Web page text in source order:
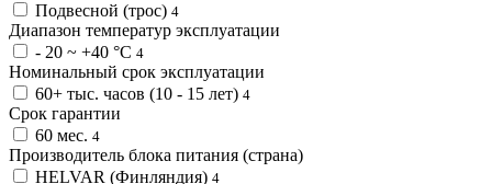
Подвесной (трос) 4
Диапазон температур эксплуатации
- 20 ~ +40 °С 4
Номинальный срок эксплуатации
60+ тыс. часов (10 - 15 лет) 4
Срок гарантии
60 мес. 4
Производитель блока питания (страна)
HELVAR (Финляндия) 4